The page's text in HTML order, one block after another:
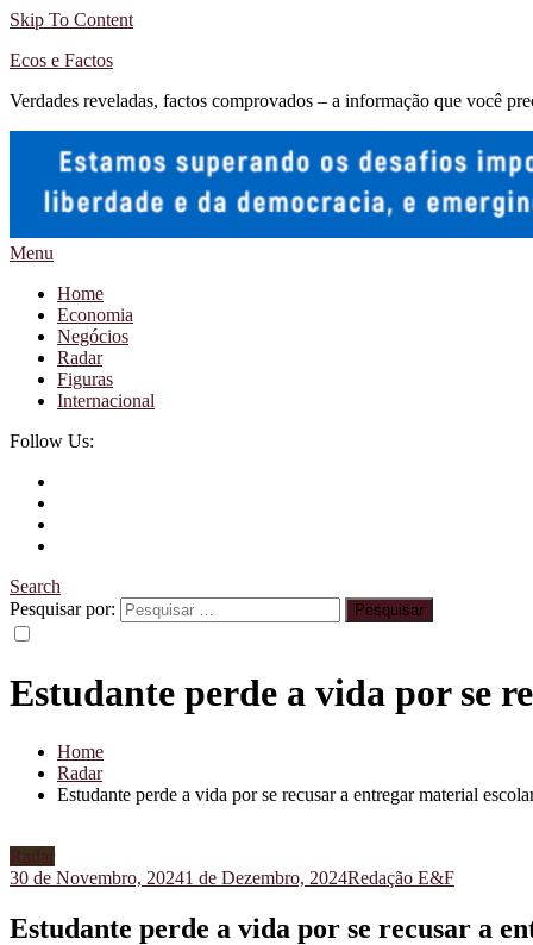
Skip To Content
Ecos e Factos
Verdades reveladas, factos comprovados – a informação que você
Menu
Home
Economia
Negócios
Radar
Figuras
Internacional
Follow Us:
Search
Pesquisar por:
Estudante perde a vida por se
Home
Radar
Estudante perde a vida por se recusar a entregar material
Radar
30 de Novembro, 20241 de Dezembro, 2024Redação E&F
Estudante perde a vida por se recusar a